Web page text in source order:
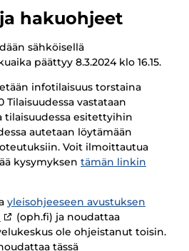
hakuohjeet
sähköisellä
päättyy 8.3.2024 klo 16.15.
infotilaisuus torstaina
Tilaisuudessa vastataan
esitettyihin
autetaan löytämään
Voit ilmoittautua
kysymyksen tämän linkin
yleisohjeeseen avustuksen
(oph.fi) ja noudattaa
ole ohjeistanut toisin.
tässä